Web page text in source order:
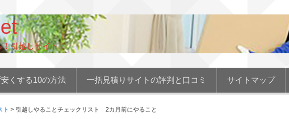
引越しサイト
くする10の方法 一括見積りサイトの評判と口コミ サイトマップ
ト > 引越しやることチェックリスト 2カ月前にやること